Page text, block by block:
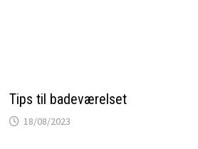
Tips til badeværelset
18/08/2023